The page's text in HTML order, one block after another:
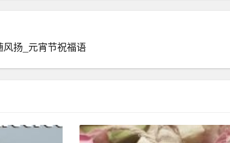
心，这里也有着不少电器。空调调节室内冷暖，让
的清洁。这些电器不仅让家庭生活更加舒适，也增
扬_元宵节祝福语